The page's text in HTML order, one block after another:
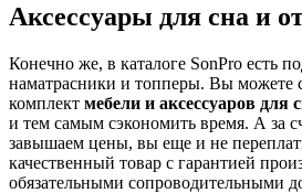
Аксессуары для сна и
Конечно же, в каталоге SonPro есть
наматрасники и топперы. Вы можете
комплект мебели и аксессуаров для
и тем самым сэкономить время. А за
завышаем цены, вы еще и не
качественный товар с гарантией
обязательными сопроводительными